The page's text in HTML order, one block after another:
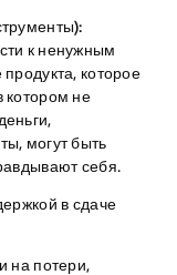
к ненужным
которое
котором не
могут быть
себя.
в сдаче
на потери,